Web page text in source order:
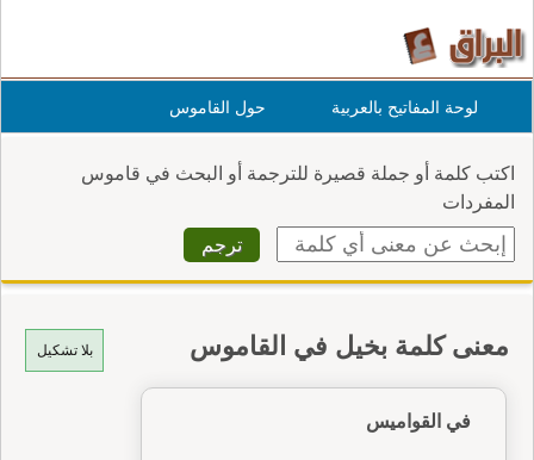
لوحة المفاتيح بالعربية حول القاموس
اكتب كلمة أو جملة قصيرة للترجمة أو البحث في قاموس
المفردات
بلا تشكيل معنى كلمة بخيل في القاموس
في القواميس